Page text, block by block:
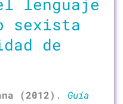
sexista
de
(2012) . Guía